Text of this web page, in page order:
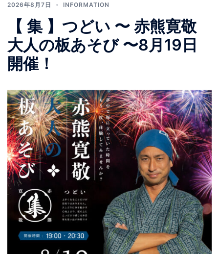
2026年8月7日 INFORMATION
【 集 】つどい 〜 赤熊寛敬
大人の板あそび 〜8月19日
開催！